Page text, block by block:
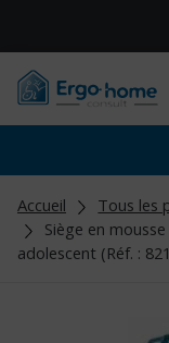
Accueil Tous les
Siège en
adolescent (Réf. :